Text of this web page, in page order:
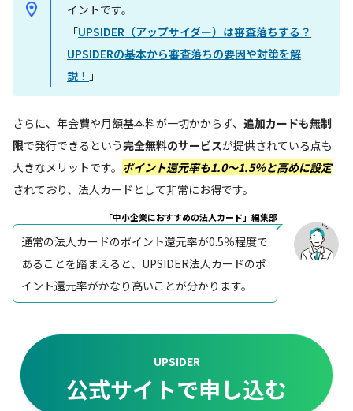
イントです。
「UPSIDER（アップサイダー）は審査落ちする？
UPSIDERの基本から審査落ちの要因や対策を解
説！ 」
さらに、年会費や月額基本料が一切かからず、 追加カードも無制
限で発行できるという完全無料のサービスが提供されている点も
大きなメリットです。 ポイント還元率も1.0〜1.5％と高めに設定
されており、法人カードとして非常にお得です。
「中小企業におすすめの法人カード」編集部
通常の法人カードのポイント還元率が0.5％程度で
あることを踏まえると、UPSIDER法人カードのポ
イント還元率がかなり高いことが分かります。
UPSIDER
公式サイトで申し込む